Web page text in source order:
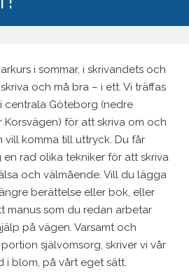
i sommar, i skrivandets och
och må bra – i ett. Vi träffas
centrala Göteborg (nedre
för att skriva om och
vill komma till uttryck. Du får
rad olika tekniker för att skriva
och välmående. Vill du lägga
berättelse eller bok, eller
manus som du redan arbetar
på vägen. Varsamt och
självomsorg, skriver vi vår
i blom, på vårt eget sätt.